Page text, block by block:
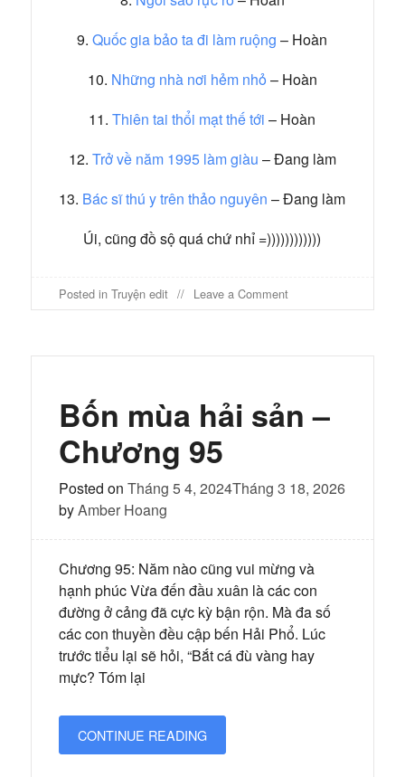
9.Quốc gia bảo ta đi làm ruộng – Hoàn
10. Những nhà nơi hẻm nhỏ – Hoàn
11.Thiên tai thổi mạt thế tới – Hoàn
12. Trở về năm 1995 làm giàu – Đang làm
13. Bác sĩ thú y trên thảo nguyên – Đang làm
Úi, cũng đồ sộ quá chứ nhỉ =))))))))))))
Posted in Truyện edit Leave a Commenton
Danh
Rừng
đã
và
Bốn mùa hải sản –
Chương 95
Posted on Tháng 5 4, 2024Tháng 3 18, 2026
byAmber Hoang
Chương 95: Năm nào cũng vui mừng và
hạnh phúc Vừa đến đầu xuân là các con
đường ở cảng đã cực kỳ bận rộn. Mà đa số
các con thuyền đều cập bến Hải Phổ. Lúc
trước tiểu lại sẽ hỏi, “Bắt cá đù vàng hay
mực? Tóm lại
CONTINUE READING